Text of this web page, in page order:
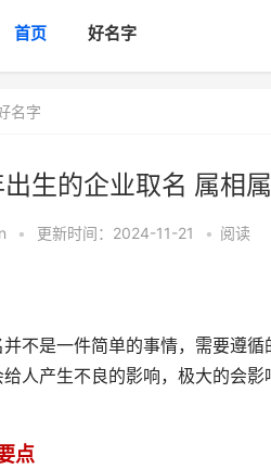
首页 好名字
名字
生的企业取名 属相
• 更新时间：2024-11-21 • 阅读
不是一件简单的事情，需要遵
人产生不良的影响，极大的会
点